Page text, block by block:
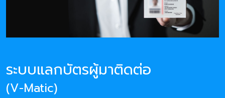
ระบบแลกบัตรผู้มาติดต่อ
(V-Matic)